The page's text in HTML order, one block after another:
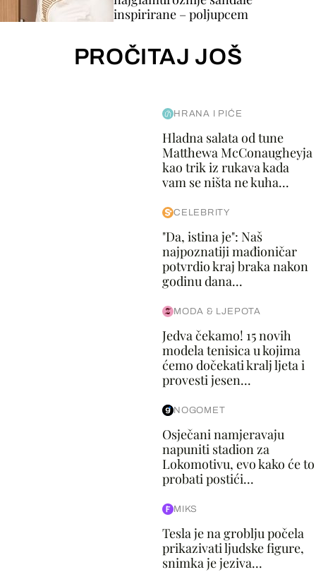
inspirirane – poljupcem
PROČITAJ JOŠ
HRANA I PIĆE
Hladna salata od tune
Matthewa McConaugheyja
kao trik iz rukava kada
vam se ništa ne kuha...
CELEBRITY
"Da, istina je": Naš
najpoznatiji mađioničar
potvrdio kraj braka nakon
godinu dana...
MODA & LJEPOTA
Jedva čekamo! 15 novih
modela tenisica u kojima
ćemo dočekati kralj ljeta i
provesti jesen...
NOGOMET
Osječani namjeravaju
napuniti stadion za
Lokomotivu, evo kako će to
probati postići...
MIKS
Tesla je na groblju počela
prikazivati ljudske figure,
snimka je jeziva...